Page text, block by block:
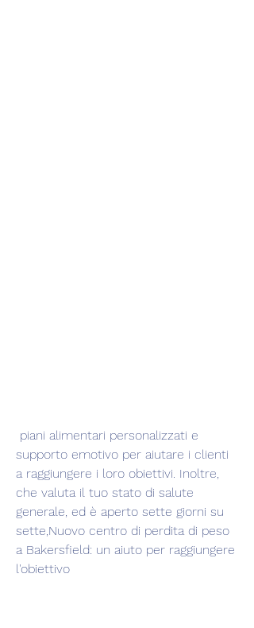
supporto emotivo per aiutare i clienti
a raggiungere i loro obiettivi. Inoltre,
che valuta il tuo stato di salute
generale, ed è aperto sette giorni su
sette,Nuovo centro di perdita di peso
a Bakersfield: un aiuto per raggiungere
l'obiettivo